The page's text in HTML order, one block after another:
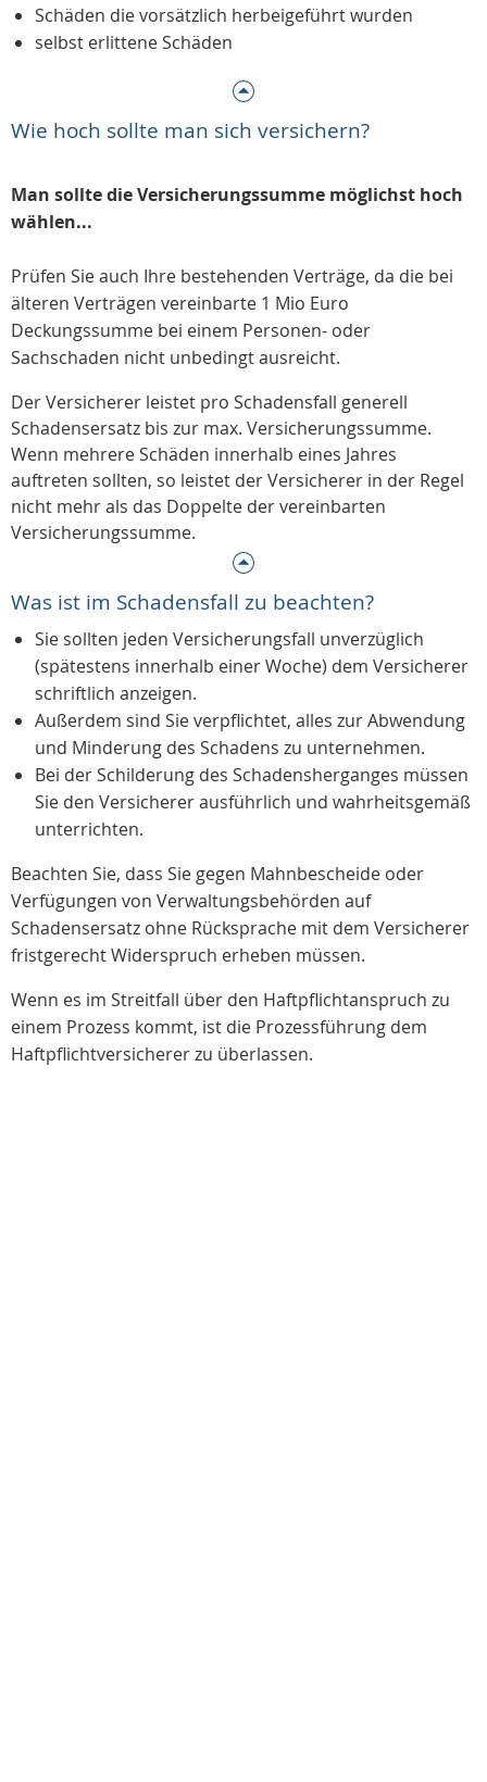
Schäden die vorsätzlich herbeigeführt wurden
selbst erlittene Schäden
Wie hoch sollte man sich versichern?
Man sollte die Versicherungssumme möglichst hoch
wählen...
Prüfen Sie auch Ihre bestehenden Verträge, da die bei
älteren Verträgen vereinbarte 1 Mio Euro
Deckungssumme bei einem Personen- oder
Sachschaden nicht unbedingt ausreicht.
Der Versicherer leistet pro Schadensfall generell
Schadensersatz bis zur max. Versicherungssumme.
Wenn mehrere Schäden innerhalb eines Jahres
auftreten sollten, so leistet der Versicherer in der Regel
nicht mehr als das Doppelte der vereinbarten
Versicherungssumme.
Was ist im Schadensfall zu beachten?
Sie sollten jeden Versicherungsfall unverzüglich
(spätestens innerhalb einer Woche) dem Versicherer
schriftlich anzeigen.
Außerdem sind Sie verpflichtet, alles zur Abwendung
und Minderung des Schadens zu unternehmen.
Bei der Schilderung des Schadensherganges müssen
Sie den Versicherer ausführlich und wahrheitsgemäß
unterrichten.
Beachten Sie, dass Sie gegen Mahnbescheide oder
Verfügungen von Verwaltungsbehörden auf
Schadensersatz ohne Rücksprache mit dem Versicherer
fristgerecht Widerspruch erheben müssen.
Wenn es im Streitfall über den Haftpflichtanspruch zu
einem Prozess kommt, ist die Prozessführung dem
Haftpflichtversicherer zu überlassen.